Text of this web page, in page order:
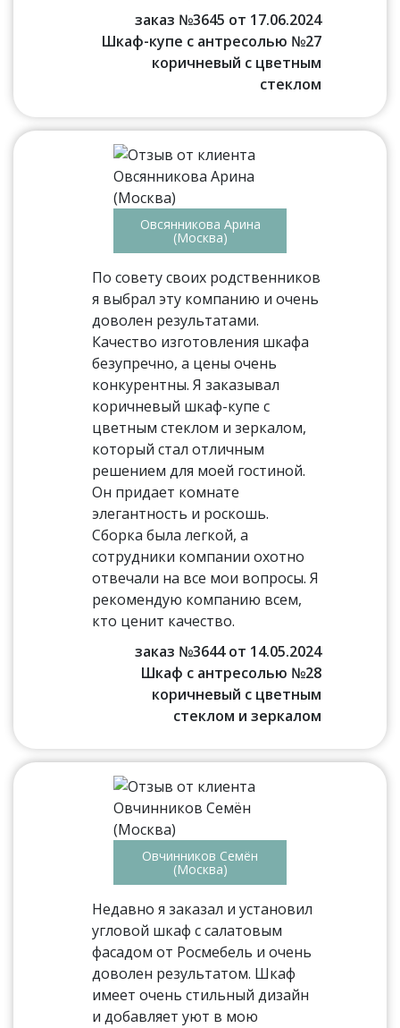
заказ №3645 от 17.06.2024
Шкаф-купе с антресолью №27
коричневый с цветным
стеклом
Овсянникова Арина
(Москва)
По совету своих родственников
я выбрал эту компанию и очень
доволен результатами.
Качество изготовления шкафа
безупречно, а цены очень
конкурентны. Я заказывал
коричневый шкаф-купе с
цветным стеклом и зеркалом,
который стал отличным
решением для моей гостиной.
Он придает комнате
элегантность и роскошь.
Сборка была легкой, а
сотрудники компании охотно
отвечали на все мои вопросы. Я
рекомендую компанию всем,
кто ценит качество.
заказ №3644 от 14.05.2024
Шкаф с антресолью №28
коричневый с цветным
стеклом и зеркалом
Овчинников Семён
(Москва)
Недавно я заказал и установил
угловой шкаф с салатовым
фасадом от Росмебель и очень
доволен результатом. Шкаф
имеет очень стильный дизайн
и добавляет уют в мою